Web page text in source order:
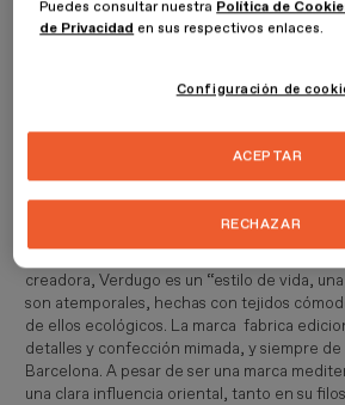
Vamos, a respirar!!
Lourdes Verdugo, no solo es una firma de
que pueden ser usadas en unos ambientes
creadora, Verdugo es un “estilo de vida,
son atemporales, hechas con tejidos
de ellos ecológicos. La marca fabrica
detalles y confección mimada, y siempre de
Barcelona. A pesar de ser una marca
una clara influencia oriental, tanto en su
Puedes consultar nuestra Política de
de Privacidad en sus respectivos enlaces.
Configuración de
RECHAZAR
ACEPTAR